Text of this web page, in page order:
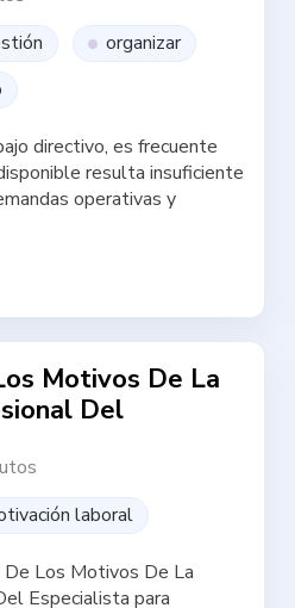
organizar
directivo, es frecuente
resulta insuficiente
operativas y
Motivos De La
Del
laboral
Los Motivos De La
Especialista para